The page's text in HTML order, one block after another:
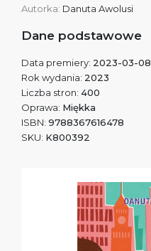
Autorka: Danuta Awolusi
Dane podstawowe
Data premiery: 2023-03-08
Rok wydania: 2023
Liczba stron: 400
Oprawa: Miękka
ISBN: 9788367616478
SKU: K800392